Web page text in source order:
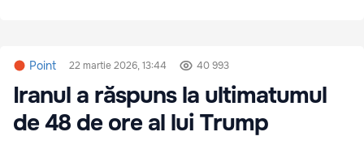
Point 22 martie 2026, 13:44 40 993
Iranul a răspuns la ultimatumul
de 48 de ore al lui Trump